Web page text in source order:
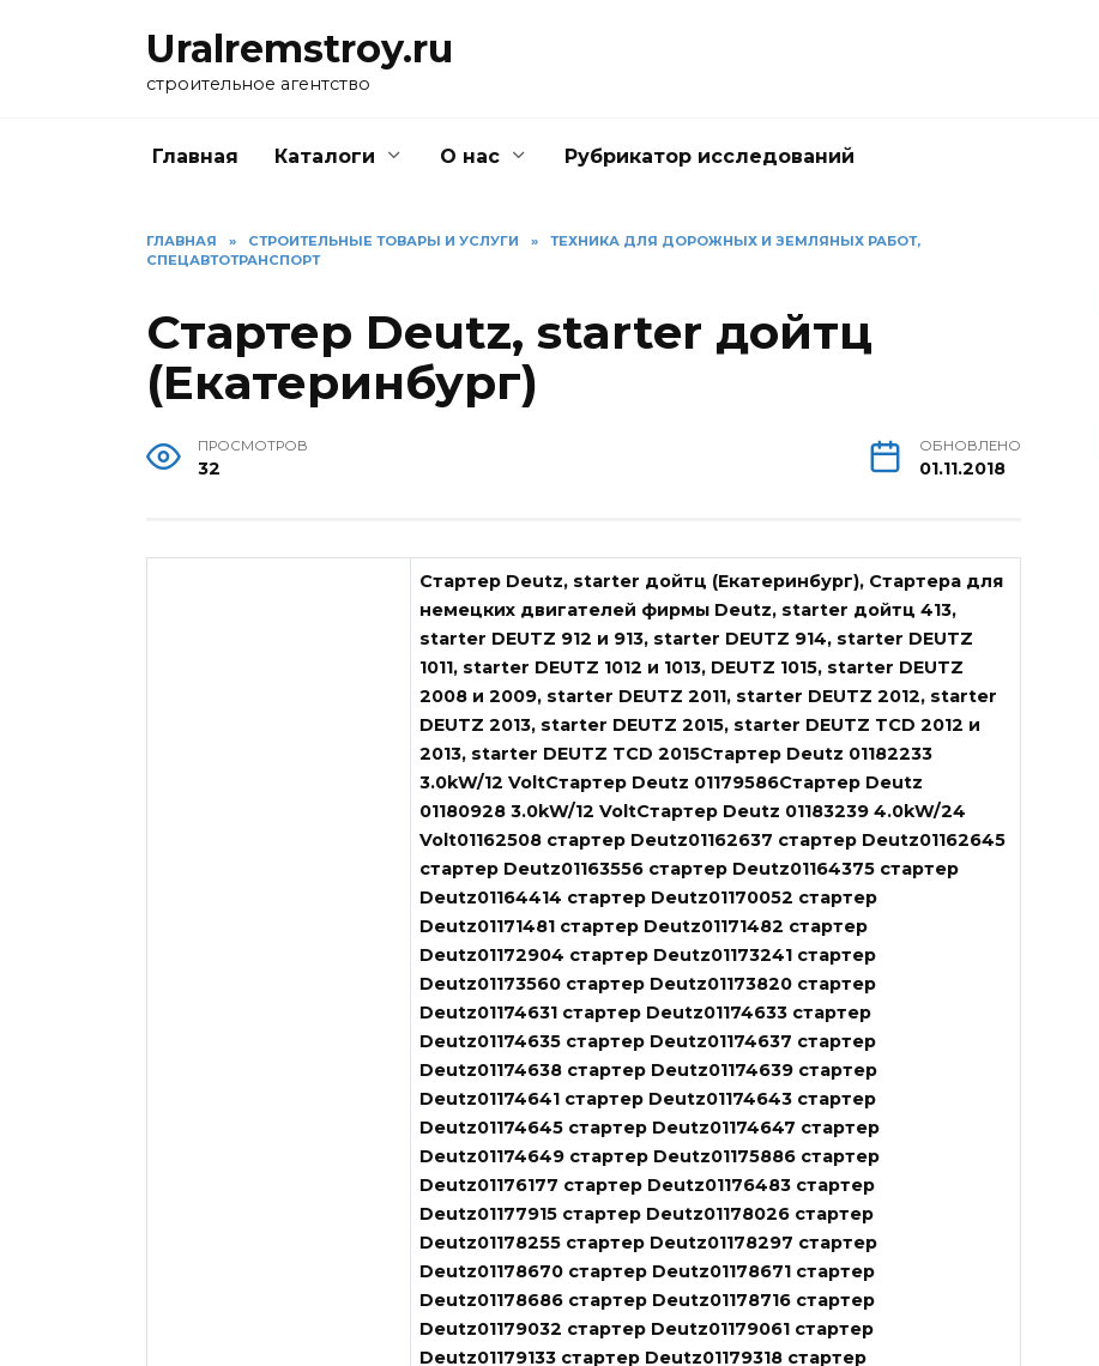
Uralremstroy.ru
строительное агентство
Главная Каталоги О нас Рубрикатор исследований
ГЛАВНАЯ » CТРОИТЕЛЬНЫЕ ТОВАРЫ И УСЛУГИ »
ТЕХНИКА ДЛЯ ДОРОЖНЫХ И ЗЕМЛЯНЫХ РАБОТ,
СПЕЦАВТОТРАНСПОРТ
Стартер Deutz, starter дойтц
(Екатеринбург)
ПРОСМОТРОВ
32
ОБНОВЛЕНО
01.11.2018
Стартер Deutz, starter дойтц (Екатеринбург), Стартера для
немецких двигателей фирмы Deutz, starter дойтц 413,
starter DEUTZ 912 и 913, starter DEUTZ 914, starter DEUTZ
1011, starter DEUTZ 1012 и 1013, DEUTZ 1015, starter DEUTZ
2008 и 2009, starter DEUTZ 2011, starter DEUTZ 2012, starter
DEUTZ 2013, starter DEUTZ 2015, starter DEUTZ TCD 2012 и
2013, starter DEUTZ TCD 2015Стартер Deutz 01182233
3.0kW/12 VoltСтартер Deutz 01179586Стартер Deutz
01180928 3.0kW/12 VoltСтартер Deutz 01183239 4.0kW/24
Volt01162508 стартер Deutz01162637 стартер Deutz01162645
стартер Deutz01163556 стартер Deutz01164375 стартер
Deutz01164414 стартер Deutz01170052 стартер
Deutz01171481 стартер Deutz01171482 стартер
Deutz01172904 стартер Deutz01173241 стартер
Deutz01173560 стартер Deutz01173820 стартер
Deutz01174631 стартер Deutz01174633 стартер
Deutz01174635 стартер Deutz01174637 стартер
Deutz01174638 стартер Deutz01174639 стартер
Deutz01174641 стартер Deutz01174643 стартер
Deutz01174645 стартер Deutz01174647 стартер
Deutz01174649 стартер Deutz01175886 стартер
Deutz01176177 стартер Deutz01176483 стартер
Deutz01177915 стартер Deutz01178026 стартер
Deutz01178255 стартер Deutz01178297 стартер
Deutz01178670 стартер Deutz01178671 стартер
Deutz01178686 стартер Deutz01178716 стартер
Deutz01179032 стартер Deutz01179061 стартер
Deutz01179133 стартер Deutz01179318 стартер